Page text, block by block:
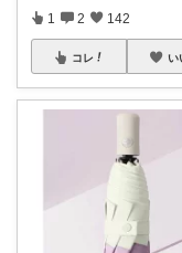
1 2 142
コレ い